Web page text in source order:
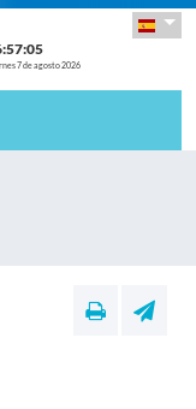
7 de agosto 2026